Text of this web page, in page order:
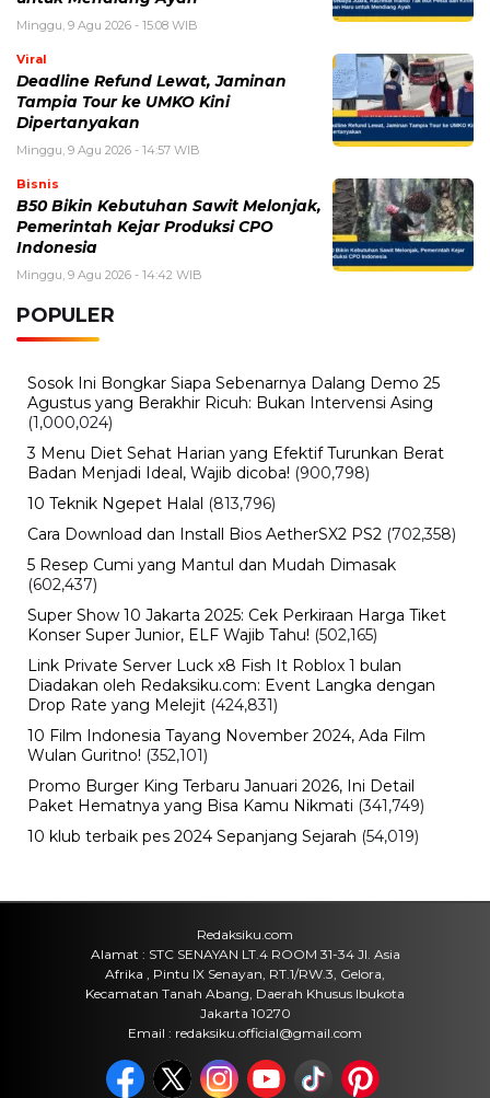
Minggu, 9 Agu 2026 - 15:08 WIB
Viral
Deadline Refund Lewat, Jaminan
Tampia Tour ke UMKO Kini
Dipertanyakan
Minggu, 9 Agu 2026 - 14:57 WIB
Bisnis
B50 Bikin Kebutuhan Sawit Melonjak,
Pemerintah Kejar Produksi CPO
Indonesia
Minggu, 9 Agu 2026 - 14:42 WIB
POPULER
Sosok Ini Bongkar Siapa Sebenarnya Dalang Demo 25
Agustus yang Berakhir Ricuh: Bukan Intervensi Asing
(1,000,024)
3 Menu Diet Sehat Harian yang Efektif Turunkan Berat
Badan Menjadi Ideal, Wajib dicoba! (900,798)
10 Teknik Ngepet Halal (813,796)
Cara Download dan Install Bios AetherSX2 PS2 (702,358)
5 Resep Cumi yang Mantul dan Mudah Dimasak
(602,437)
Super Show 10 Jakarta 2025: Cek Perkiraan Harga Tiket
Konser Super Junior, ELF Wajib Tahu! (502,165)
Link Private Server Luck x8 Fish It Roblox 1 bulan
Diadakan oleh Redaksiku.com: Event Langka dengan
Drop Rate yang Melejit (424,831)
10 Film Indonesia Tayang November 2024, Ada Film
Wulan Guritno! (352,101)
Promo Burger King Terbaru Januari 2026, Ini Detail
Paket Hematnya yang Bisa Kamu Nikmati (341,749)
10 klub terbaik pes 2024 Sepanjang Sejarah (54,019)
Redaksiku.com
Alamat : STC SENAYAN LT.4 ROOM 31-34 Jl. Asia
Afrika , Pintu IX Senayan, RT.1/RW.3, Gelora,
Kecamatan Tanah Abang, Daerah Khusus Ibukota
Jakarta 10270
Email : redaksiku.official@gmail.com